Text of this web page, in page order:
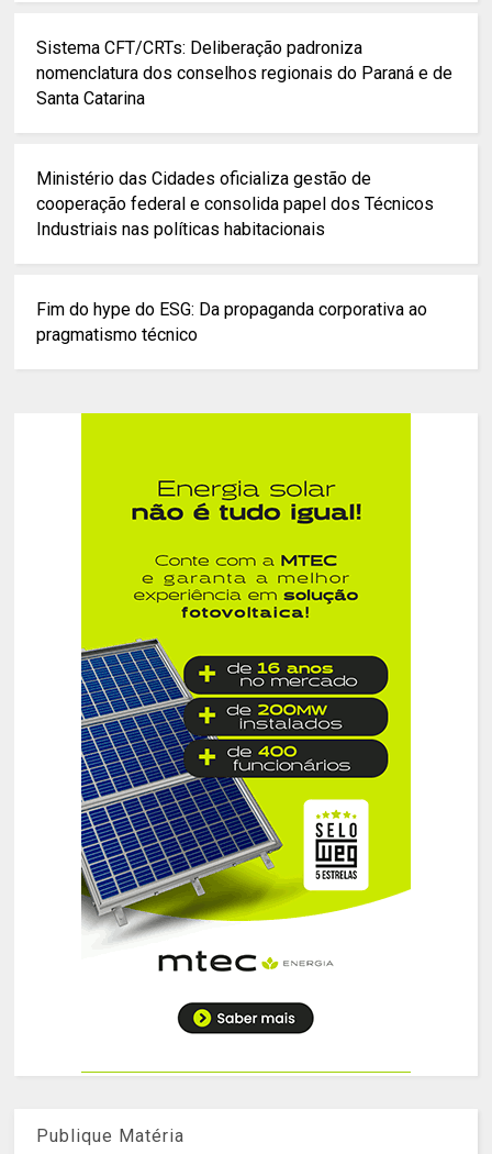
Sistema CFT/CRTs: Deliberação padroniza
nomenclatura dos conselhos regionais do Paraná e de
Santa Catarina
Ministério das Cidades oficializa gestão de
cooperação federal e consolida papel dos Técnicos
Industriais nas políticas habitacionais
Fim do hype do ESG: Da propaganda corporativa ao
pragmatismo técnico
Publique Matéria